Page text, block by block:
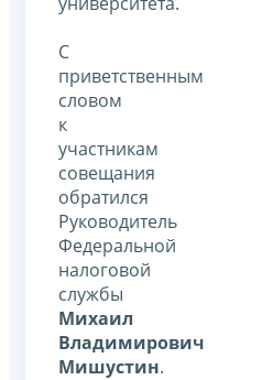
С
приветственным
словом
к
участникам
совещания
обратился
Руководитель
Федеральной
налоговой
службы
Михаил
Владимирович
Мишустин.